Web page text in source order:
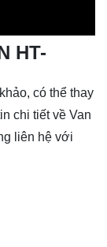
HT-
có thể thay
chi tiết về Van
liên hệ với